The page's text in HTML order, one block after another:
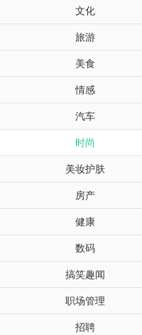
文化
旅游
美食
情感
汽车
时尚
美妆护肤
房产
健康
数码
搞笑趣闻
职场管理
招聘